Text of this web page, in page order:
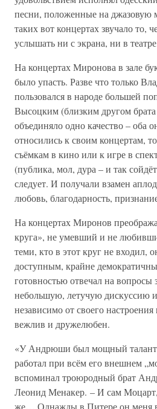
песни, положенные на джазовую
таких вот концертах звучало то,
услышать ни с экрана, ни в
На концертах Миронова в зале
было упасть. Разве что только
пользовался в народе большей
Высоцким (близким другом
объединяло одно качество – оба
относились к своим концертам,
съёмкам в кино или к игре в
(публика, мол, дура – и так
следует. И получали взамен
любовь, благодарность,
На концертах Миронов
круга», не умевший и не
теми, кто в этот круг не входил,
доступным, крайне
готовностью отвечал на вопросы
небольшую, летучую дискуссию и
независимо от своего
вежлив и дружелюбен.
«У Андрюши был мощный талант,
работал при всём его внешнем
вспоминал троюродный брат
Леонид Менакер. – И сам
же… Однажды в Питере он меня